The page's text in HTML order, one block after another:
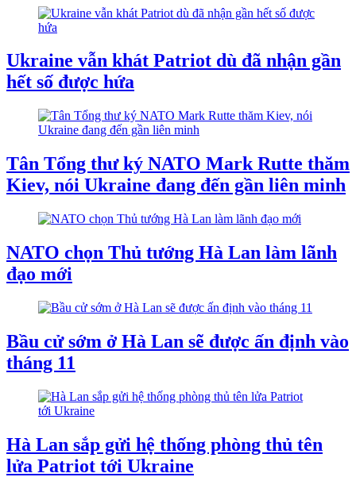
Ukraine vẫn khát Patriot dù đã nhận gần
hết số được hứa
Tân Tổng thư ký NATO Mark Rutte thăm
Kiev, nói Ukraine đang đến gần liên minh
NATO chọn Thủ tướng Hà Lan làm lãnh
đạo mới
Bầu cử sớm ở Hà Lan sẽ được ấn định vào
tháng 11
Hà Lan sắp gửi hệ thống phòng thủ tên
lửa Patriot tới Ukraine